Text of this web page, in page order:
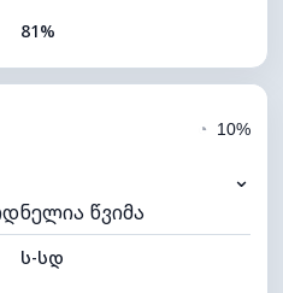
81%
10 კმ
7 (ნათელი)
◔ 10%
⌄
წვიმა
ს-სდ